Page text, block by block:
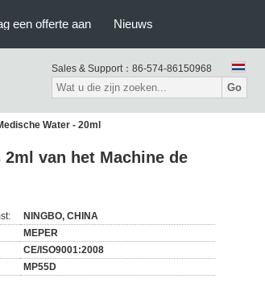
een offerte aan Nieuws
Sales & Support： 86-574-86150968
Go
Water - 20ml
van het Machine de
NINGBO, CHINA
MEPER
CE/ISO9001:2008
MP55D